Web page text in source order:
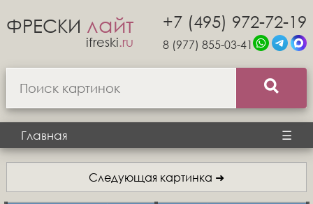
ФРЕСКИ лайт
ifreski.ru
+7 (495) 972-72-19
8 (977) 855-03-41
Главная ☰
Следующая картинка ➜